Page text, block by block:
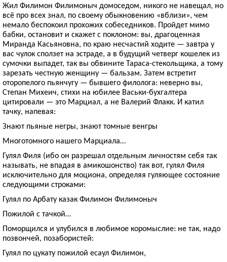
Жил Филимон Филимоныч домоседом, никого не навещал, но
всё про всех знал, по своему обыкновению «вблизи», чем
немало беспокоил прохожих собеседников. Пройдет мимо
бабки, остановит и скажет с поклоном: вы, драгоценная
Миранда Касьяновна, по краю несчастий ходите — завтра у
вас чулок сползет на эстраде, а в будущий четверг кошелек из
сумочки выпадет, так вы обвините Тараса-стекольщика, а тому
зарезать честную женщину — бальзам. Затем встретит
оторопелого пьянчугу — бывшего филолога: неверно вы,
Степан Михеич, стихи на юбилее Васьки-бухгалтера
цитировали — это Марциал, а не Валерий Флакк. И катил
тачку, напевая:
Знают пьяные негры, знают томные венгры
Многотомного нашего Марциала…
Гулял Филя (ибо он разрешал отдельным личностям себя так
называть, не впадая в амикошонство) так вот, гулял Филя
исключительно для моциона, определяя гуляющее состояние
следующими строками:
Гулял по Арбату казак Филимон Филимоныч
Пожилой с тачкой…
Поморщился и улубился в любимое коромыслие: не так, надо
позвончей, позабористей:
Гулял по цукату пожилой есаул Филимон,